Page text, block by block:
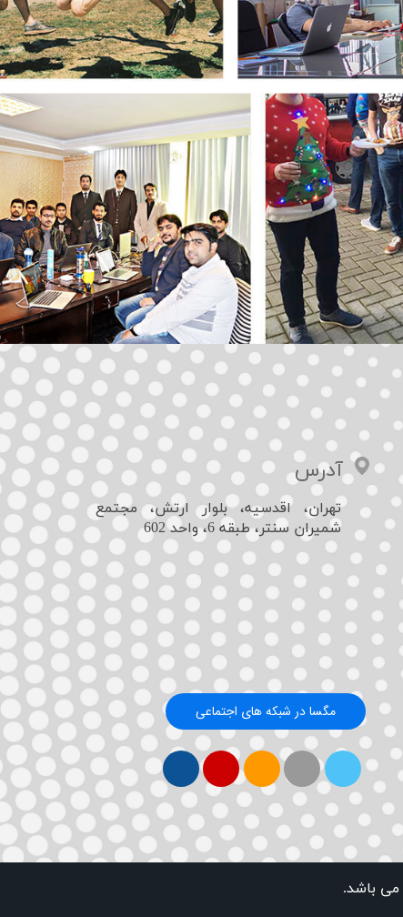
می باشد.
​آدرس
تهران، اقدسیه، بلوار ارتش، مجتمع
شمیران سنتر، طبقه 6، واحد 602
مگسا در شبکه های اجتماعی